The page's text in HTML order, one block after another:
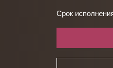
Срок